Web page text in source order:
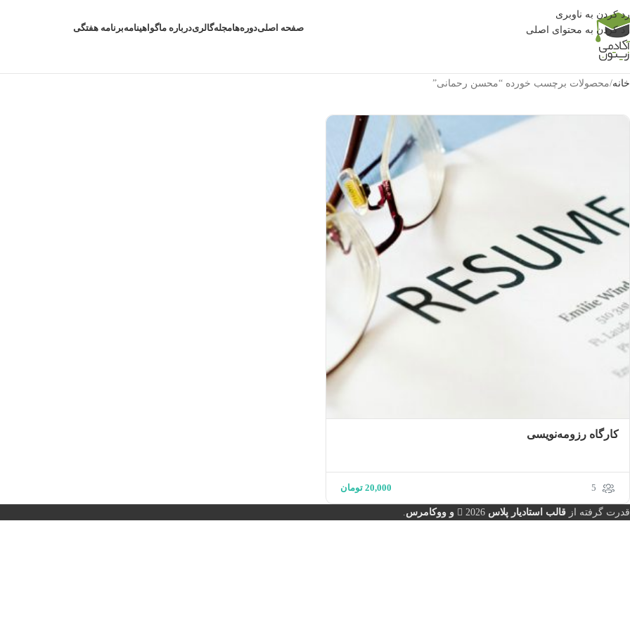
رد کردن به ناوبری
رد کردن به محتوای اصلی
صفحه اصلیدوره‌هامجلهگالریدرباره ماگواهینامهبرنامه هفتگی
خانه محصولات برچسب خورده “محسن رحمانی”
کارگاه رزومه‌نویسی
5
20,000 تومان
قدرت گرفته از قالب استادیار پلاس 2026 و ووکامرس.